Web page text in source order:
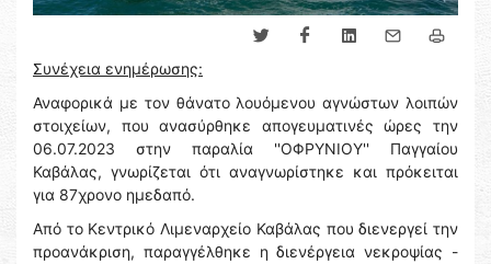
Συνέχεια ενημέρωσης:
Αναφορικά με τον θάνατο λουόμενου αγνώστων λοιπών
στοιχείων, που ανασύρθηκε απογευματινές ώρες την
06.07.2023 στην παραλία ''ΟΦΡΥΝΙΟΥ'' Παγγαίου
Καβάλας, γνωρίζεται ότι αναγνωρίστηκε και πρόκειται
για 87χρονο ημεδαπό.
Από το Κεντρικό Λιμεναρχείο Καβάλας που διενεργεί την
προανάκριση, παραγγέλθηκε η διενέργεια νεκροψίας -